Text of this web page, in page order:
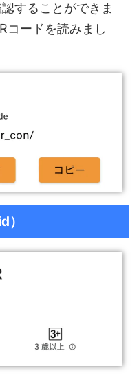
することができま
コードを読みまし